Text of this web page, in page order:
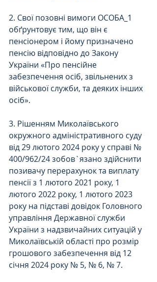
2. Свої позовні вимоги ОСОБА_1
обґрунтовує тим, що він є
пенсіонером і йому призначено
пенсію відповідно до Закону
України «Про пенсійне
забезпечення осіб, звільнених з
військової служби, та деяких інших
осіб».
3. Рішенням Миколаївського
окружного адміністративного суду
від 29 лютого 2024 року у справі №
400/962/24 зобов`язано здійснити
позивачу перерахунок та виплату
пенсії з 1 лютого 2021 року, 1
лютого 2022 року, 1 лютого 2023
року на підставі довідок Головного
управління Державної служби
України з надзвичайних ситуацій у
Миколаївській області про розмір
грошового забезпечення від 12
січня 2024 року № 5, № 6, № 7.